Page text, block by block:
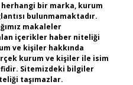
bir marka, kurum
bulunmamaktadır.
makaleler
içerikler haber niteliği
ve kişiler hakkında
kurum ve kişiler ile isim
Sitemizdeki bilgiler
taşımazlar.